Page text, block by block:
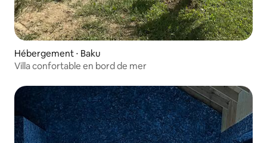
Hébergement ⋅ Baku
Villa confortable en bord de mer